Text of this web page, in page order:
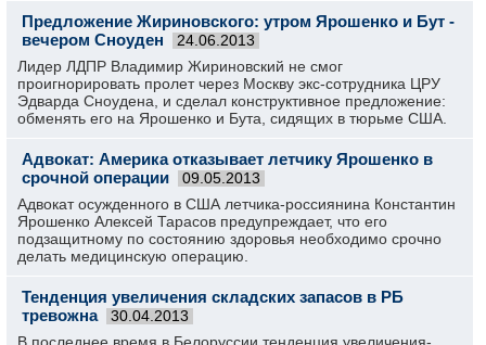
Предложение Жириновского: утром Ярошенко и Бут -
вечером Сноуден
24.06.2013
Лидер ЛДПР Владимир Жириновский не смог
проигнорировать пролет через Москву экс-сотрудника ЦРУ
Эдварда Сноудена, и сделал конструктивное предложение:
обменять его на Ярошенко и Бута, сидящих в тюрьме США.
Адвокат: Америка отказывает летчику Ярошенко в
срочной операции
09.05.2013
Адвокат осужденного в США летчика-россиянина Константин
Ярошенко Алексей Тарасов предупреждает, что его
подзащитному по состоянию здоровья необходимо срочно
делать медицинскую операцию.
Тенденция увеличения складских запасов в РБ
тревожна
30.04.2013